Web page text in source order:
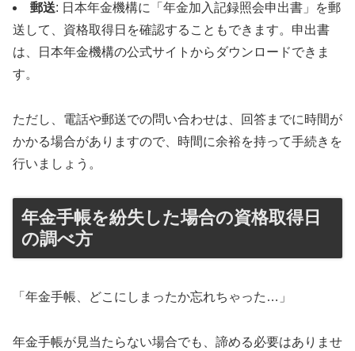
郵送: 日本年金機構に「年金加入記録照会申出書」を郵
送して、資格取得日を確認することもできます。申出書
は、日本年金機構の公式サイトからダウンロードできま
す。
ただし、電話や郵送での問い合わせは、回答までに時間が
かかる場合がありますので、時間に余裕を持って手続きを
行いましょう。
年金手帳を紛失した場合の資格取得日
の調べ方
「年金手帳、どこにしまったか忘れちゃった…」
年金手帳が見当たらない場合でも、諦める必要はありませ